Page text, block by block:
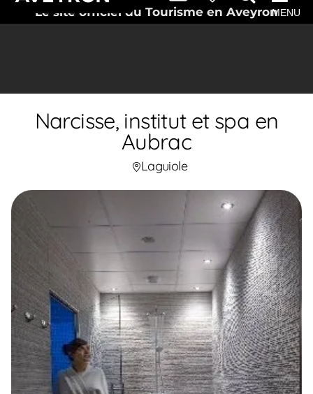
Le site officiel du Tourisme en AveyronMENU
Narcisse, institut et spa en
Aubrac
Laguiole